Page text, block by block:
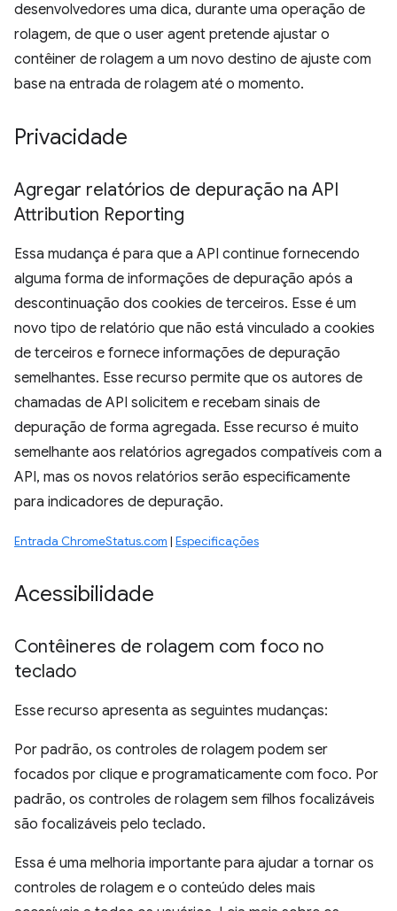
desenvolvedores uma dica, durante uma operação de
rolagem, de que o user agent pretende ajustar o
contêiner de rolagem a um novo destino de ajuste com
base na entrada de rolagem até o momento.
Privacidade
Agregar relatórios de depuração na API
Attribution Reporting
Essa mudança é para que a API continue fornecendo
alguma forma de informações de depuração após a
descontinuação dos cookies de terceiros. Esse é um
novo tipo de relatório que não está vinculado a cookies
de terceiros e fornece informações de depuração
semelhantes. Esse recurso permite que os autores de
chamadas de API solicitem e recebam sinais de
depuração de forma agregada. Esse recurso é muito
semelhante aos relatórios agregados compatíveis com a
API, mas os novos relatórios serão especificamente
para indicadores de depuração.
Entrada ChromeStatus.com | Especificações
Acessibilidade
Contêineres de rolagem com foco no
teclado
Esse recurso apresenta as seguintes mudanças:
Por padrão, os controles de rolagem podem ser
focados por clique e programaticamente com foco. Por
padrão, os controles de rolagem sem filhos focalizáveis
são focalizáveis pelo teclado.
Essa é uma melhoria importante para ajudar a tornar os
controles de rolagem e o conteúdo deles mais